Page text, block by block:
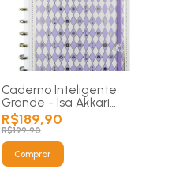
Caderno Inteligente
Grande - Isa Akkari
Purple Key
R$189,90
R$199,90
Comprar